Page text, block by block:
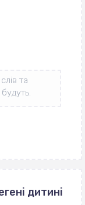
дитині